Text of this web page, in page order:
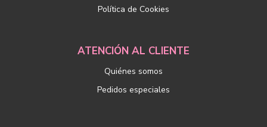
Política de Cookies
ATENCIÓN AL CLIENTE
Quiénes somos
Pedidos especiales